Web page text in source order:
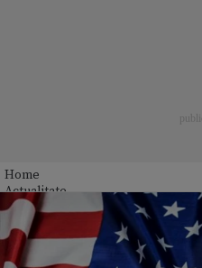
Home
Actualitate